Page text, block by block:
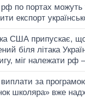
по портах можуть
експорт
США припускає,
біля літака
міг належати рф
за
школяра» вже